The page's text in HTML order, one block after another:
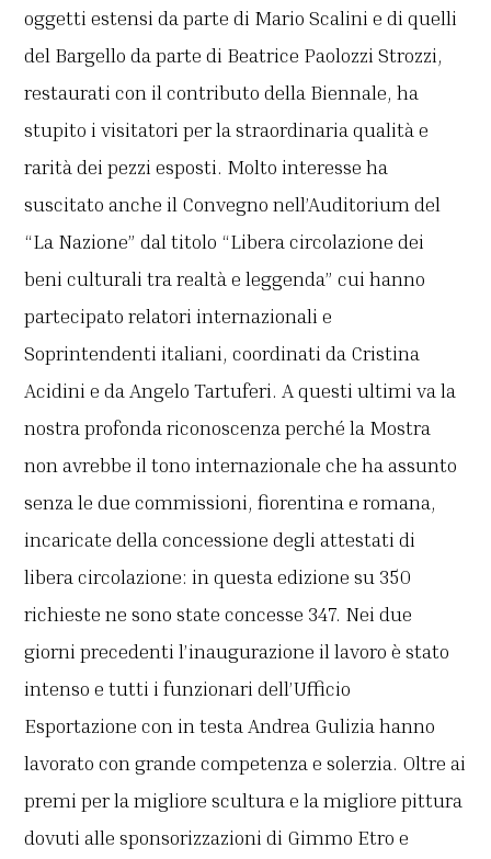
oggetti estensi da parte di Mario Scalini e di quelli
del Bargello da parte di Beatrice Paolozzi Strozzi,
restaurati con il contributo della Biennale, ha
stupito i visitatori per la straordinaria qualità e
rarità dei pezzi esposti. Molto interesse ha
suscitato anche il Convegno nell’Auditorium del
“La Nazione” dal titolo “Libera circolazione dei
beni culturali tra realtà e leggenda” cui hanno
partecipato relatori internazionali e
Soprintendenti italiani, coordinati da Cristina
Acidini e da Angelo Tartuferi. A questi ultimi va la
nostra profonda riconoscenza perché la Mostra
non avrebbe il tono internazionale che ha assunto
senza le due commissioni, fiorentina e romana,
incaricate della concessione degli attestati di
libera circolazione: in questa edizione su 350
richieste ne sono state concesse 347. Nei due
giorni precedenti l’inaugurazione il lavoro è stato
intenso e tutti i funzionari dell’Ufficio
Esportazione con in testa Andrea Gulizia hanno
lavorato con grande competenza e solerzia. Oltre ai
premi per la migliore scultura e la migliore pittura
dovuti alle sponsorizzazioni di Gimmo Etro e